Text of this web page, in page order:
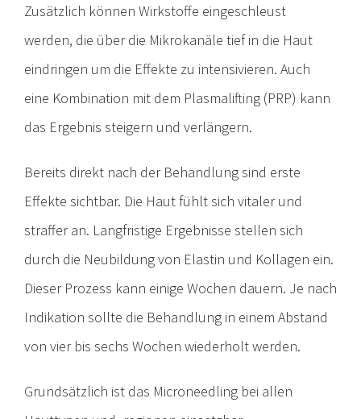
Zusätzlich können Wirkstoffe eingeschleust
werden, die über die Mikrokanäle tief in die Haut
eindringen um die Effekte zu intensivieren. Auch
eine Kombination mit dem Plasmalifting (PRP) kann
das Ergebnis steigern und verlängern.
Bereits direkt nach der Behandlung sind erste
Effekte sichtbar. Die Haut fühlt sich vitaler und
straffer an. Langfristige Ergebnisse stellen sich
durch die Neubildung von Elastin und Kollagen ein.
Dieser Prozess kann einige Wochen dauern. Je nach
Indikation sollte die Behandlung in einem Abstand
von vier bis sechs Wochen wiederholt werden.
Grundsätzlich ist das Microneedling bei allen